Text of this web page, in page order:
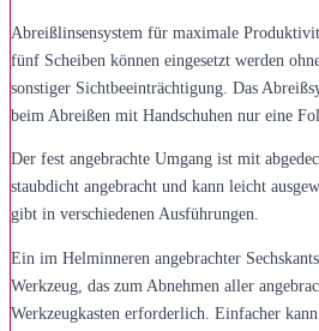
Abreißlinsensystem für maximale
fünf Scheiben können eingesetzt werden
sonstiger Sichtbeeinträchtigung. Das
beim Abreißen mit Handschuhen nur eine
Der fest angebrachte Umgang ist mit
staubdicht angebracht und kann leicht
gibt in verschiedenen Ausführungen.
Ein im Helminneren angebrachter
Werkzeug, das zum Abnehmen aller
Werkzeugkasten erforderlich. Einfacher kann